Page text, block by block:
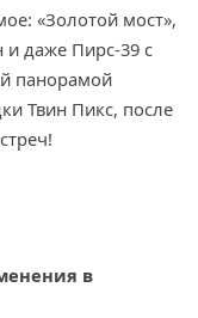
«Золотой мост»,
и даже Пирс-39 с
панорамой
Твин Пикс, после
в